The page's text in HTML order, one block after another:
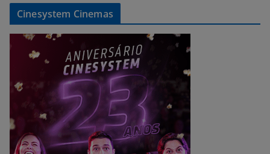
Cinesystem Cinemas